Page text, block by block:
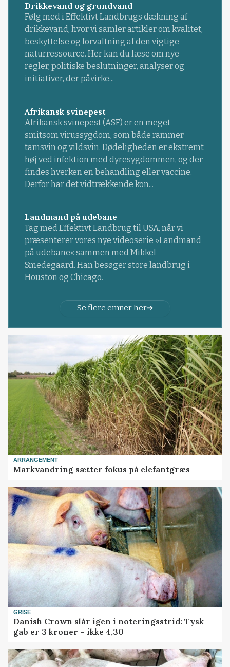
Drikkevand og grundvand
Følg med i Effektivt Landbrugs dækning af
drikkevand, hvor vi samler artikler om kvalitet,
beskyttelse og forvaltning af den vigtige
naturressource. Her kan du læse om nye
regler, politiske beslutninger, analyser og
initiativer, der påvirke...
Afrikansk svinepest
Afrikansk svinepest (ASF) er en meget
smitsom virussygdom, som både rammer
tamsvin og vildsvin. Dødeligheden er ekstremt
høj ved infektion med dyresygdommen, og der
findes hverken en behandling eller vaccine.
Derfor har det vidtrækkende kon...
Landmand på udebane
Tag med Effektivt Landbrug til USA, når vi
præsenterer vores nye videoserie »Landmand
på udebane« sammen med Mikkel
Smedegaard. Han besøger store landbrug i
Houston og Chicago.
Se flere emner her
ARRANGEMENT
Markvandring sætter fokus på elefantgræs
GRISE
Danish Crown slår igen i noteringsstrid: Tysk
gab er 3 kroner – ikke 4,30